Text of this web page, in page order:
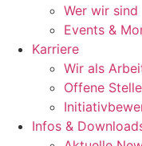
Wer wir sind
Events &
Karriere
Wir als
Offene
Infos &